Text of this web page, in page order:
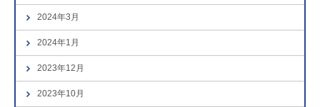
2024年3月
2024年1月
2023年12月
2023年10月